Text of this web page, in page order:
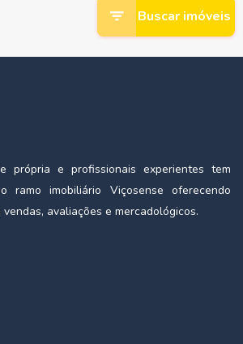
Buscar imóveis
própria e profissionais experientes tem
ramo imobiliário Viçosense oferecendo
avaliações e mercadológicos.